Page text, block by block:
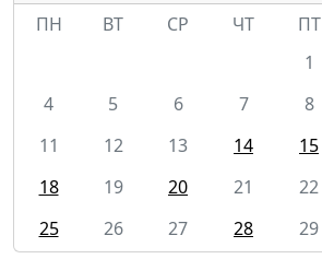
ПН
ВТ СР ЧТ ПТ
1
4
5 6 7 8
11
12 13 14 15
18
19 20 21 22
25
26 27 28 29